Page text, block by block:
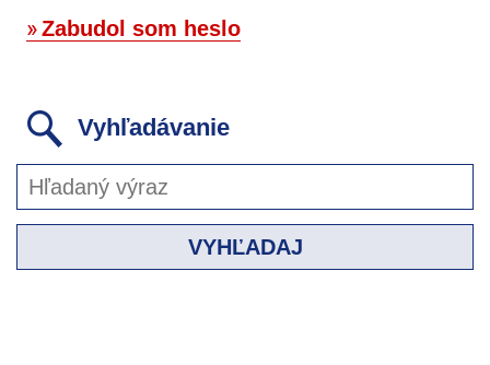
Zabudol som heslo
Vyhľadávanie
VYHĽADAJ